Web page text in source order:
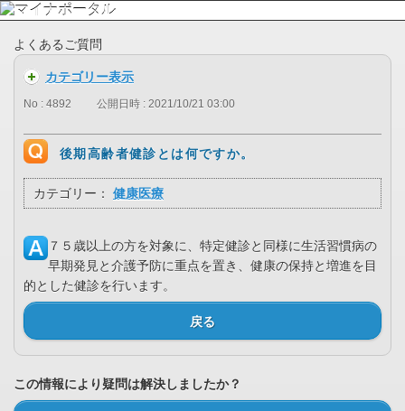
よくあるご質問
カテゴリー表示
No : 4892 公開日時 : 2021/10/21 03:00
後期高齢者健診とは何ですか。
カテゴリー： 健康医療
７５歳以上の方を対象に、特定健診と同様に生活習慣病の
早期発見と介護予防に重点を置き、健康の保持と増進を目
的とした健診を行います。
戻る
この情報により疑問は解決しましたか？